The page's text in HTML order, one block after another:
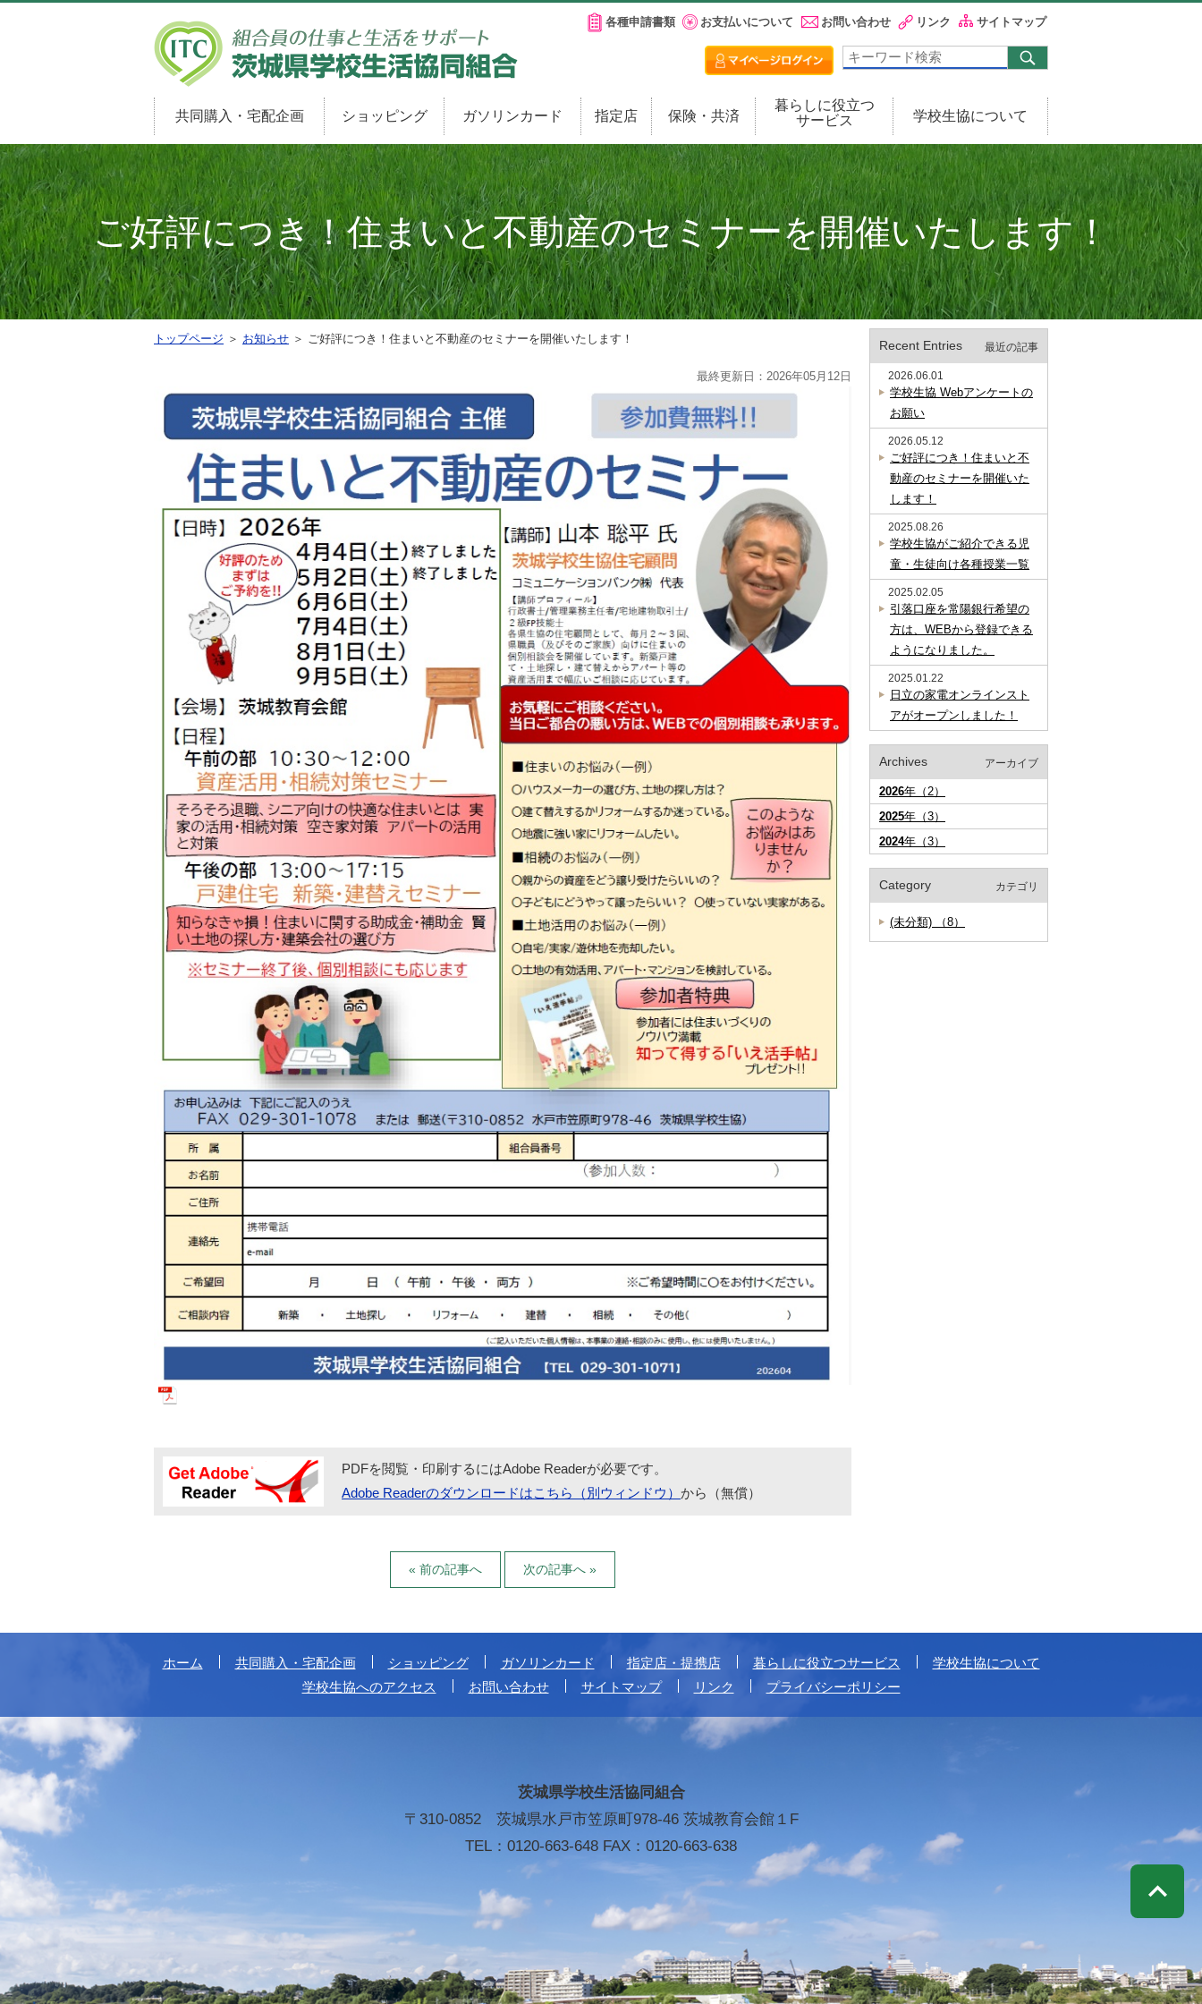
各種申請書類 お支払いについて お問い合わせ リンク サイトマップ
共同購入・宅配企画 ショッピング ガソリンカード 指定店 保険・共済
暮らしに役立つ
サービス
学校生協について
ご好評につき！住まいと不動産のセミナーを開催いたします！
トップページ ＞ お知らせ ＞ ご好評につき！住まいと不動産のセミナーを開催いたします！
最終更新日：2026年05月12日
PDFを閲覧・印刷するにはAdobe Readerが必要です。
Adobe Readerのダウンロードはこちら（別ウィンドウ） から（無償）
« 前の記事へ 次の記事へ »
Recent Entries 最近の記事
2026.06.01
学校生協 Webアンケートの
お願い
2026.05.12
ご好評につき！住まいと不
動産のセミナーを開催いた
します！
2025.08.26
学校生協がご紹介できる児
童・生徒向け各種授業一覧
2025.02.05
引落口座を常陽銀行希望の
方は、WEBから登録できる
ようになりました。
2025.01.22
日立の家電オンラインスト
アがオープンしました！
Archives アーカイブ
2026年（2）
2025年（3）
2024年（3）
Category カテゴリ
(未分類) （8）
ホーム 共同購入・宅配企画 ショッピング ガソリンカード 指定店・提携店 暮らしに役立つサービス
学校生協について
学校生協へのアクセス
お問い合わせ サイトマップ リンク プライバシーポリシー
茨城県学校生活協同組合
〒310-0852 茨城県水戸市笠原町978-46 茨城教育会館１F
TEL：0120-663-648 FAX：0120-663-638